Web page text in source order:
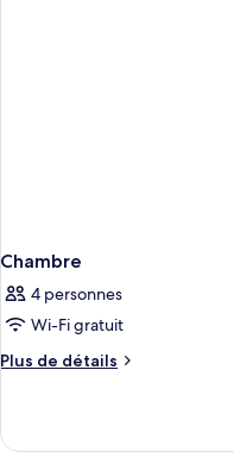
Chambre
4 personnes
Wi-Fi gratuit
Plus de détails
Plus
Chambre